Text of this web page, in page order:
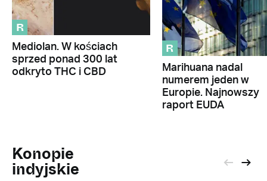
R
Mediolan. W kościach
sprzed ponad 300 lat
odkryto THC i CBD
R
Marihuana nadal
numerem jeden w
Europie. Najnowszy
raport EUDA
Konopie
indyjskie